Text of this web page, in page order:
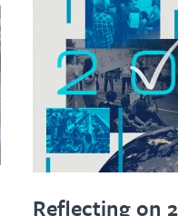
Reflecting on